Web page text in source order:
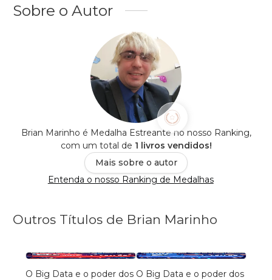
Sobre o Autor
Brian Marinho é Medalha Estreante no nosso Ranking,
com um total de 1 livros vendidos!
Mais sobre o autor
Entenda o nosso Ranking de Medalhas
Outros Títulos de Brian Marinho
O Big Data e o poder dos O Big Data e o poder dos